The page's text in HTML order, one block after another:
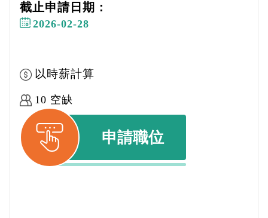
截止申請日期：
2026-02-28
以時薪計算
10 空缺
申請職位